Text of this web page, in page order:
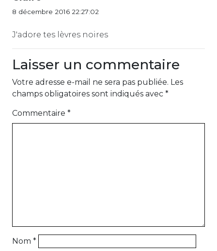
8 décembre 2016 22:27:02
J'adore tes lèvres noires
Laisser un commentaire
Votre adresse e-mail ne sera pas publiée. Les
champs obligatoires sont indiqués avec *
Commentaire *
Nom *